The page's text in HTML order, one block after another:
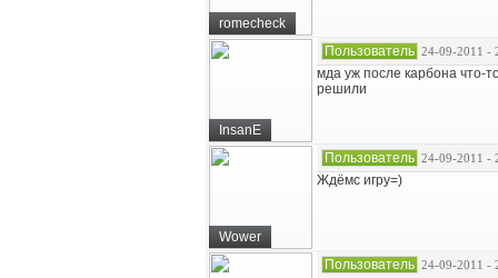
romecheck
InsanE
Пользователь 24-09-2011 -
мда уж после карбона что-
решили
Wower
Пользователь 24-09-2011 -
Ждёмс игру=)
Пользователь 24-09-2011 -